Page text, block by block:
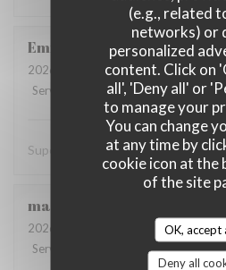
(e.g., related
networks) or
personalized
content. Click on
all', 'Deny all' or
to manage your
You can change
at any time by
cookie icon at
of the site
OK, accept
Deny all
Emma
2026-07-18
- 20:15 - Guests 6
Service
Ambiance:5 /5 Food:5
Super cuisine !
marianne
2026-07-17
- 21:15 - Guests 5
Service
Ambiance:4/5 Food:5